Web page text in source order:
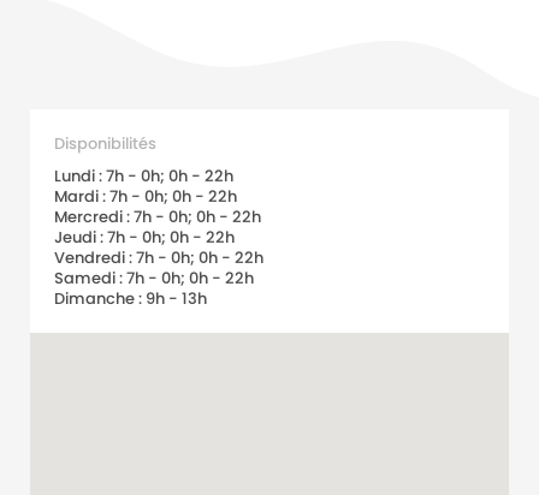
Disponibilités
Lundi : 7h - 0h; 0h - 22h
Mardi : 7h - 0h; 0h - 22h
Mercredi : 7h - 0h; 0h - 22h
Jeudi : 7h - 0h; 0h - 22h
Vendredi : 7h - 0h; 0h - 22h
Samedi : 7h - 0h; 0h - 22h
Dimanche : 9h - 13h